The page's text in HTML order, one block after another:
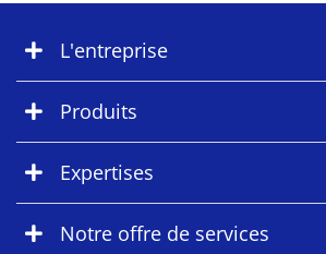
L'entreprise
Produits
Expertises
Notre offre de services